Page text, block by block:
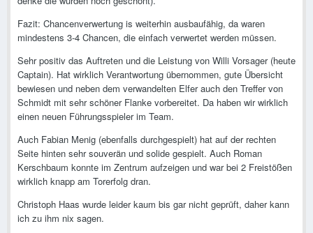
Fazit: Chancenverwertung is weiterhin ausbaufähig, da waren
mindestens 3-4 Chancen, die einfach verwertet werden müssen.
Sehr positiv das Auftreten und die Leistung von Willi Vorsager (heute
Captain). Hat wirklich Verantwortung übernommen, gute Übersicht
bewiesen und neben dem verwandelten Elfer auch den Treffer von
Schmidt mit sehr schöner Flanke vorbereitet. Da haben wir wirklich
einen neuen Führungsspieler im Team.
Auch Fabian Menig (ebenfalls durchgespielt) hat auf der rechten
Seite hinten sehr souverän und solide gespielt. Auch Roman
Kerschbaum konnte im Zentrum aufzeigen und war bei 2 Freistößen
wirklich knapp am Torerfolg dran.
Christoph Haas wurde leider kaum bis gar nicht geprüft, daher kann
ich zu ihm nix sagen.